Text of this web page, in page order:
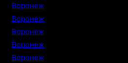
Воронеж
Воронеж
Воронеж
Воронеж
Воронеж